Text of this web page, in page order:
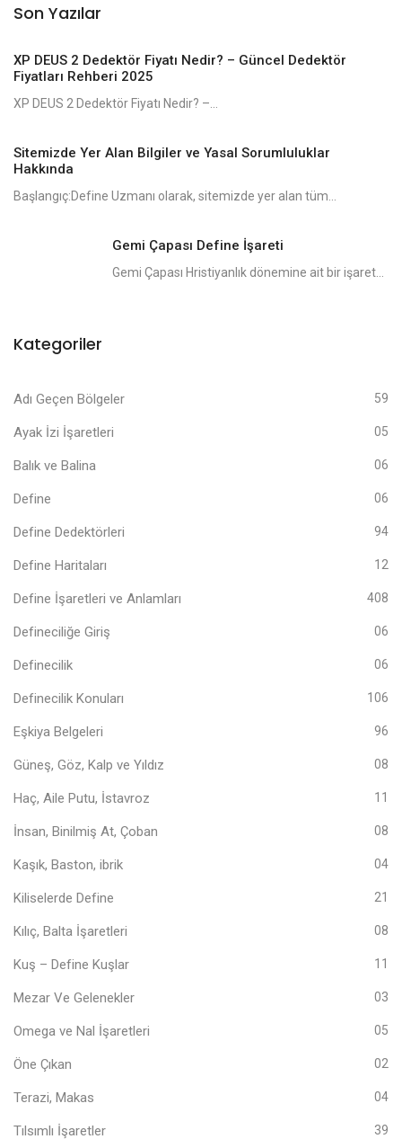
Son Yazılar
XP DEUS 2 Dedektör Fiyatı Nedir? – Güncel Dedektör
Fiyatları Rehberi 2025
XP DEUS 2 Dedektör Fiyatı Nedir? –...
Sitemizde Yer Alan Bilgiler ve Yasal Sorumluluklar
Hakkında
Başlangıç:Define Uzmanı olarak, sitemizde yer alan tüm...
Gemi Çapası Define İşareti
Gemi Çapası Hristiyanlık dönemine ait bir işaret...
Kategoriler
Adı Geçen Bölgeler 59
Ayak İzi İşaretleri 05
Balık ve Balina 06
Define 06
Define Dedektörleri 94
Define Haritaları 12
Define İşaretleri ve Anlamları 408
Defineciliğe Giriş 06
Definecilik 06
Definecilik Konuları 106
Eşkiya Belgeleri 96
Güneş, Göz, Kalp ve Yıldız 08
Haç, Aile Putu, İstavroz 11
İnsan, Binilmiş At, Çoban 08
Kaşık, Baston, ibrik 04
Kiliselerde Define 21
Kılıç, Balta İşaretleri 08
Kuş – Define Kuşlar 11
Mezar Ve Gelenekler 03
Omega ve Nal İşaretleri 05
Öne Çıkan 02
Terazi, Makas 04
Tılsımlı İşaretler 39